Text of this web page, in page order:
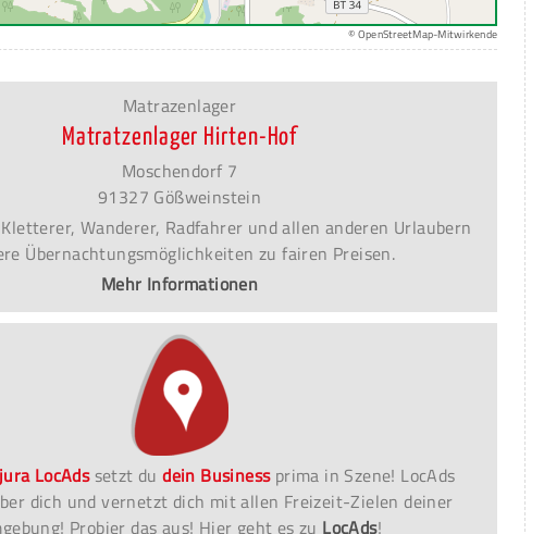
© OpenStreetMap-Mitwirkende
Matrazenlager
Matratzenlager Hirten-Hof
Moschendorf 7
91327 Gößweinstein
Wanderer, Radfahrer und allen anderen Urlaubern
Übernachtungsmöglichkeiten zu fairen Preisen.
Mehr Informationen
LocAdssetzt dudein Businessprima in Szene! LocAds
dich und vernetzt dich mit allen Freizeit-Zielen deiner
Probier das aus! Hier geht es zu LocAds!